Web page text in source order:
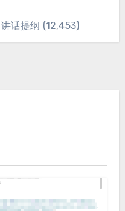
话提纲 (12,453)